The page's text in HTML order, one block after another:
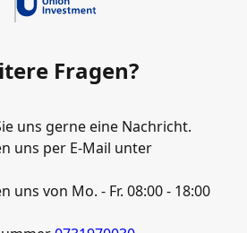
Fragen?
uns gerne eine Nachricht.
uns per E-Mail unter
uns von Mo. - Fr. 08:00 - 18:00